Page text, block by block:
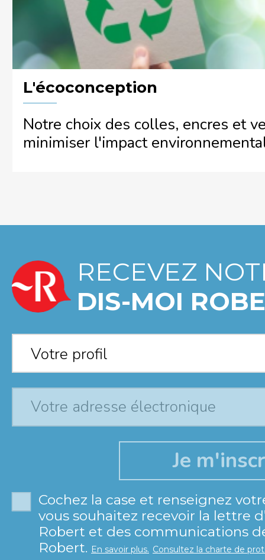
L'écoconception
Notre choix des colles, encres et
minimiser l'impact
RECEVEZ
DIS-MOI
Votre profil*
Votre profil
Cochez la case et renseignez
vous souhaitez recevoir la lettre
Robert et des communications
Robert. En savoir plus. Consultez la charte de